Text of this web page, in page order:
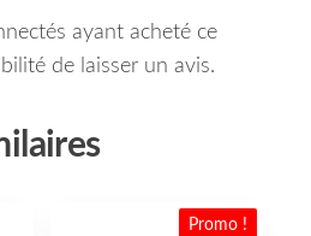
ayant acheté ce
de laisser un avis.
Promo !